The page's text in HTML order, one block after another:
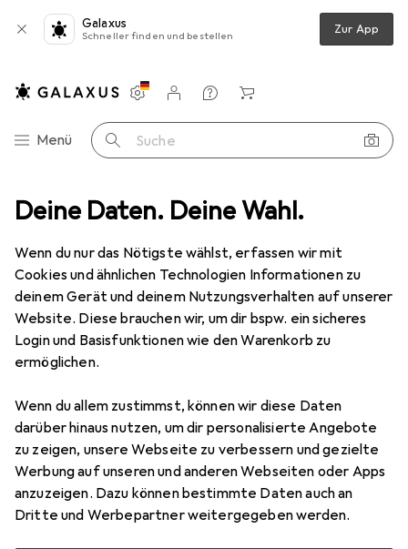
Deine Daten. Deine Wahl.
Wenn du nur das Nötigste wählst, erfassen wir mit
Cookies und ähnlichen Technologien Informationen zu
deinem Gerät und deinem Nutzungsverhalten auf unserer
Website. Diese brauchen wir, um dir bspw. ein sicheres
Login und Basisfunktionen wie den Warenkorb zu
ermöglichen.
Wenn du allem zustimmst, können wir diese Daten
darüber hinaus nutzen, um dir personalisierte Angebote
zu zeigen, unsere Webseite zu verbessern und gezielte
Werbung auf unseren und anderen Webseiten oder Apps
anzuzeigen. Dazu können bestimmte Daten auch an
Dritte und Werbepartner weitergegeben werden.
Galaxus
Schneller finden und bestellen Zur App
Navigation nach Kategorien
Menü Suche
Einstellungen
Kundenkonto
Vergleichslisten
Merklisten
Warenkorb
Teppich Snapstyle Schlingenteppich Memory Meliert
6 Bilder
SnapstyleSchlingenteppich Memory
Meliert
160 x 200 cm
Preis in EUR inkl. MwSt.
EUR
59,90
7
Bewertungen Marke
Mehr von Snapstyle